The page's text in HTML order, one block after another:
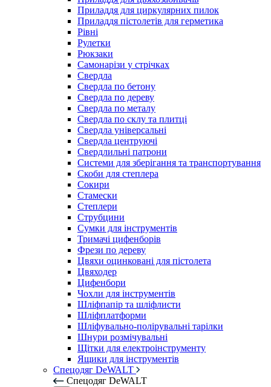
Приладдя для циркулярних пилок
Приладдя пістолетів для герметика
Рівні
Рулетки
Рюкзаки
Самонарізи у стрічках
Свердла
Свердла по бетону
Свердла по дереву
Свердла по металу
Свердла по склу та плитці
Свердла універсальні
Свердла центруючі
Свердлильні патрони
Системи для зберігання та транспортування
Скоби для степлера
Сокири
Стамески
Степлери
Струбцини
Сумки для інструментів
Тримачі цифенборів
Фрези по дереву
Цвяхи оцинковані для пістолета
Цвяходер
Цифенбори
Чохли для інструментів
Шліфпапір та шліфлисти
Шліфплатформи
Шліфувально-полірувальні тарілки
Шнури розмічувальні
Щітки для електроінструменту
Ящики для інструментів
Спецодяг DeWALT
Спецодяг DeWALT